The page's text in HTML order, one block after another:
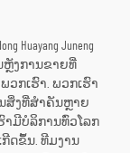
Juneng
ຫຼັງການຂາຍທີ່
ກເຮົາ. ພວກເຮົາ
ສິ່ງທີ່ສຳຄັນຫຼາຍ
າມີບໍລິການທົ່ວໂລກ
ກີດຂຶ້ນ. ທີມງານ